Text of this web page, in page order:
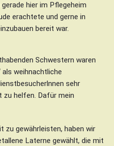
hier im Pflegeheim
erachtete und gerne in
bereit war.
Schwestern waren
als weihnachtliche
sehr
zu helfen. Dafür mein
zu gewährleisten, haben wir
Laterne gewählt, die mit